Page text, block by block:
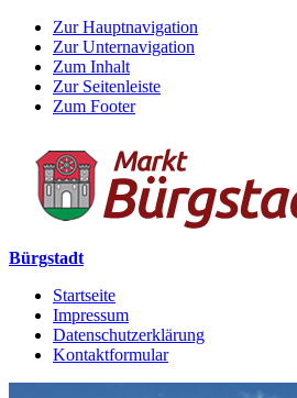
Zur Hauptnavigation
Zur Unternavigation
Zum Inhalt
Zur Seitenleiste
Zum Footer
Bürgstadt
Startseite
Impressum
Datenschutzerklärung
Kontaktformular